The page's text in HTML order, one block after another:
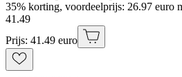
35% korting, voordeelprijs: 26.97 euro
41 .49
Prijs: 41.49 euro